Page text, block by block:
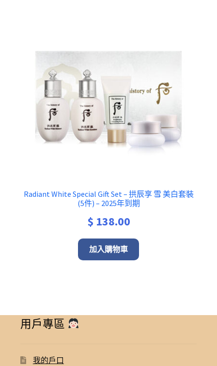
Radiant White Special Gift Set – 拱辰享 雪 美白套裝
(5件) – 2025年到期
$ 138.00
加入購物車
用戶專區
我的戶口